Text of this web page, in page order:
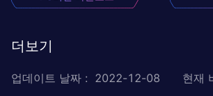
더보기
업데이트 날짜 : 2022-12-08 현재